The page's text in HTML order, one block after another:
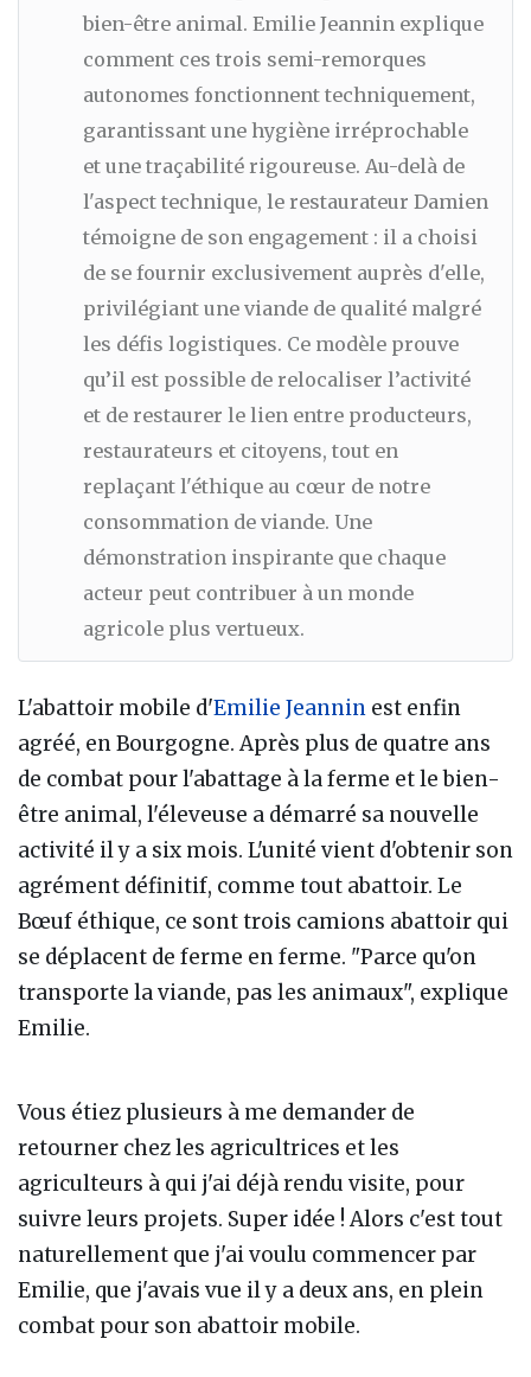
bien-être animal. Emilie Jeannin explique
comment ces trois semi-remorques
autonomes fonctionnent techniquement,
garantissant une hygiène irréprochable
et une traçabilité rigoureuse. Au-delà de
l'aspect technique, le restaurateur Damien
témoigne de son engagement : il a choisi
de se fournir exclusivement auprès d'elle,
privilégiant une viande de qualité malgré
les défis logistiques. Ce modèle prouve
qu’il est possible de relocaliser l’activité
et de restaurer le lien entre producteurs,
restaurateurs et citoyens, tout en
replaçant l'éthique au cœur de notre
consommation de viande. Une
démonstration inspirante que chaque
acteur peut contribuer à un monde
agricole plus vertueux.
L'abattoir mobile d'Emilie Jeannin est enfin
agréé, en Bourgogne. Après plus de quatre ans
de combat pour l'abattage à la ferme et le bien-
être animal, l'éleveuse a démarré sa nouvelle
activité il y a six mois. L'unité vient d'obtenir son
agrément définitif, comme tout abattoir. Le
Bœuf éthique, ce sont trois camions abattoir qui
se déplacent de ferme en ferme. "Parce qu'on
transporte la viande, pas les animaux", explique
Emilie.
Vous étiez plusieurs à me demander de
retourner chez les agricultrices et les
agriculteurs à qui j'ai déjà rendu visite, pour
suivre leurs projets. Super idée ! Alors c'est tout
naturellement que j'ai voulu commencer par
Emilie, que j'avais vue il y a deux ans, en plein
combat pour son abattoir mobile.